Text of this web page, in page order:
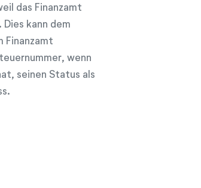
das Finanzamt
kann dem
Finanzamt
wenn
seinen Status als